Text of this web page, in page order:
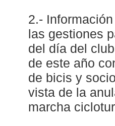
2.-
las gestiones
del día del
de este año
de bicis y
vista de la
marcha